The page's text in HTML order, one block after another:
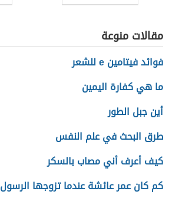
مقالات منوعة
فوائد فيتامين e للشعر
ما هي كفارة اليمين
أين جبل الطور
طرق البحث في علم النفس
كيف أعرف أني مصاب بالسكر
كم كان عمر عائشة عندما تزوجها الرسول